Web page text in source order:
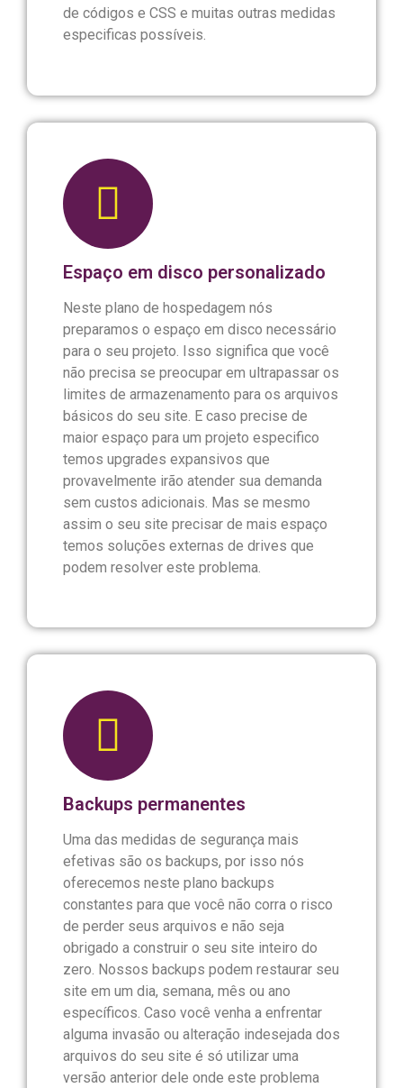
de códigos e CSS e muitas outras medidas
especificas possíveis.
Espaço em disco personalizado
Neste plano de hospedagem nós
preparamos o espaço em disco necessário
para o seu projeto. Isso significa que você
não precisa se preocupar em ultrapassar os
limites de armazenamento para os arquivos
básicos do seu site. E caso precise de
maior espaço para um projeto especifico
temos upgrades expansivos que
provavelmente irão atender sua demanda
sem custos adicionais. Mas se mesmo
assim o seu site precisar de mais espaço
temos soluções externas de drives que
podem resolver este problema.
Backups permanentes
Uma das medidas de segurança mais
efetivas são os backups, por isso nós
oferecemos neste plano backups
constantes para que você não corra o risco
de perder seus arquivos e não seja
obrigado a construir o seu site inteiro do
zero. Nossos backups podem restaurar seu
site em um dia, semana, mês ou ano
específicos. Caso você venha a enfrentar
alguma invasão ou alteração indesejada dos
arquivos do seu site é só utilizar uma
versão anterior dele onde este problema